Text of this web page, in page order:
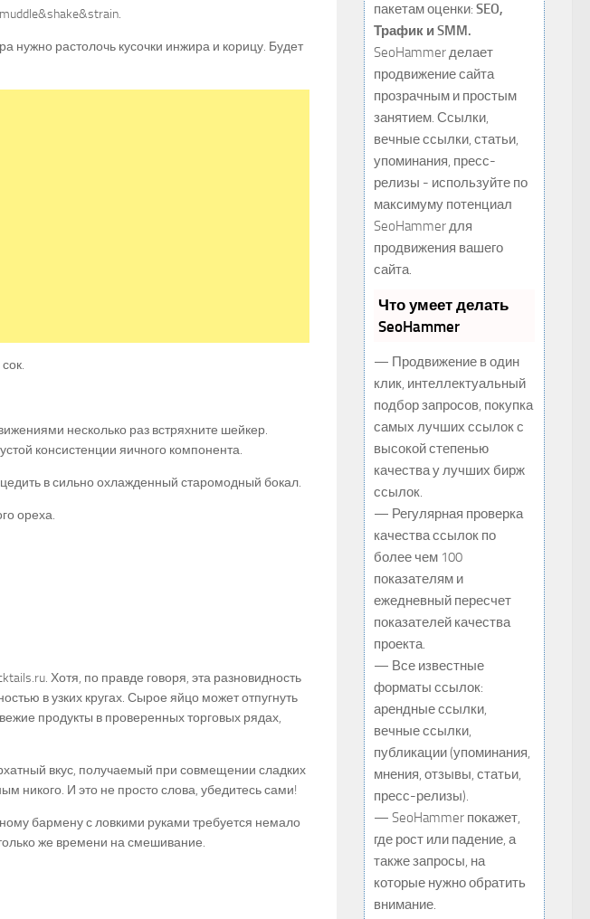
растолочь кусочки инжира и корицу. Будет
несколько раз встряхните шейкер.
консистенции яичного компонента.
в сильно охлажденный старомодный бокал.
ореха.
Хотя, по правде говоря, эта разновидность
в узких кругах. Сырое яйцо может отпугнуть
продукты в проверенных торговых рядах,
вкус, получаемый при совмещении сладких
никого. И это не просто слова, убедитесь сами!
бармену с ловкими руками требуется немало
же времени на смешивание.
пакетам оценки: SEO,
Трафик и SMM.
SeoHammer делает
продвижение сайта
прозрачным и простым
занятием. Ссылки,
вечные ссылки, статьи,
упоминания, пресс-
релизы - используйте по
максимуму потенциал
SeoHammer для
продвижения вашего
сайта.
Что умеет делать
SeoHammer
— Продвижение в один
клик, интеллектуальный
подбор запросов, покупка
самых лучших ссылок с
высокой степенью
качества у лучших бирж
ссылок.
— Регулярная проверка
качества ссылок по
более чем 100
показателям и
ежедневный пересчет
показателей качества
проекта.
— Все известные
форматы ссылок:
арендные ссылки,
вечные ссылки,
публикации (упоминания,
мнения, отзывы, статьи,
пресс-релизы).
— SeoHammer покажет,
где рост или падение, а
также запросы, на
которые нужно обратить
внимание.